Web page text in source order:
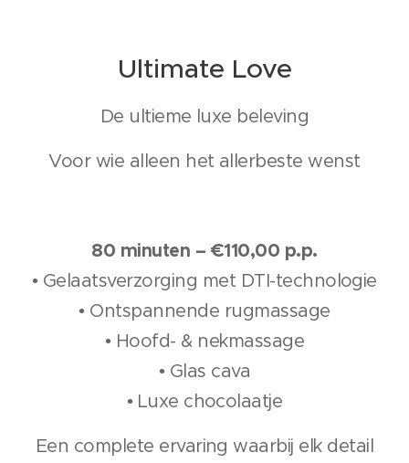
Ultimate Love
De ultieme luxe beleving
Voor wie alleen het allerbeste wenst
80 minuten – €110,00 p.p.
• Gelaatsverzorging met DTI-technologie
• Ontspannende rugmassage
• Hoofd- & nekmassage
• Glas cava
• Luxe chocolaatje
Een complete ervaring waarbij elk detail